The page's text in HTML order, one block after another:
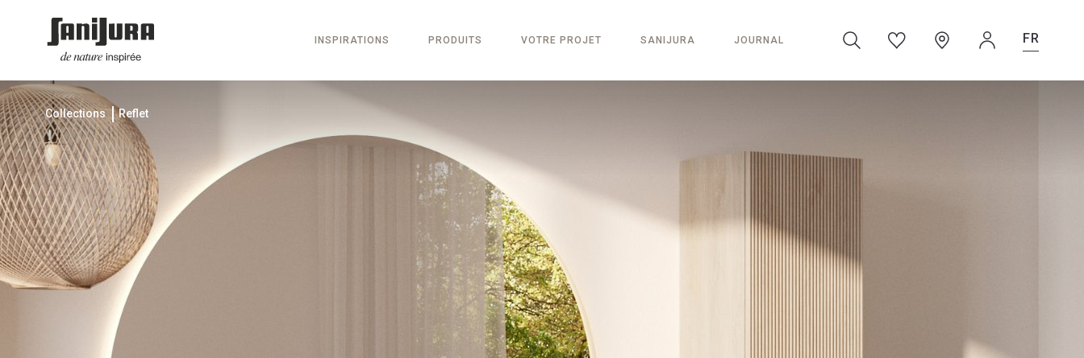
INSPIRATIONS PRODUITS VOTRE PROJET SANIJURA JOURNAL FR
Collections Reflet